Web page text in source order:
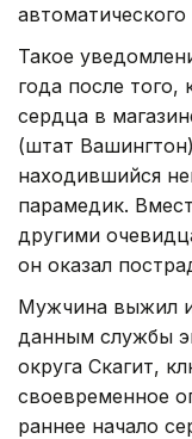
Такое
года после того,
сердца в
(штат
находившийся
парамедик.
другими
он оказал
Мужчина выжил
данным службы
округа Скагит,
своевременное
раннее начало